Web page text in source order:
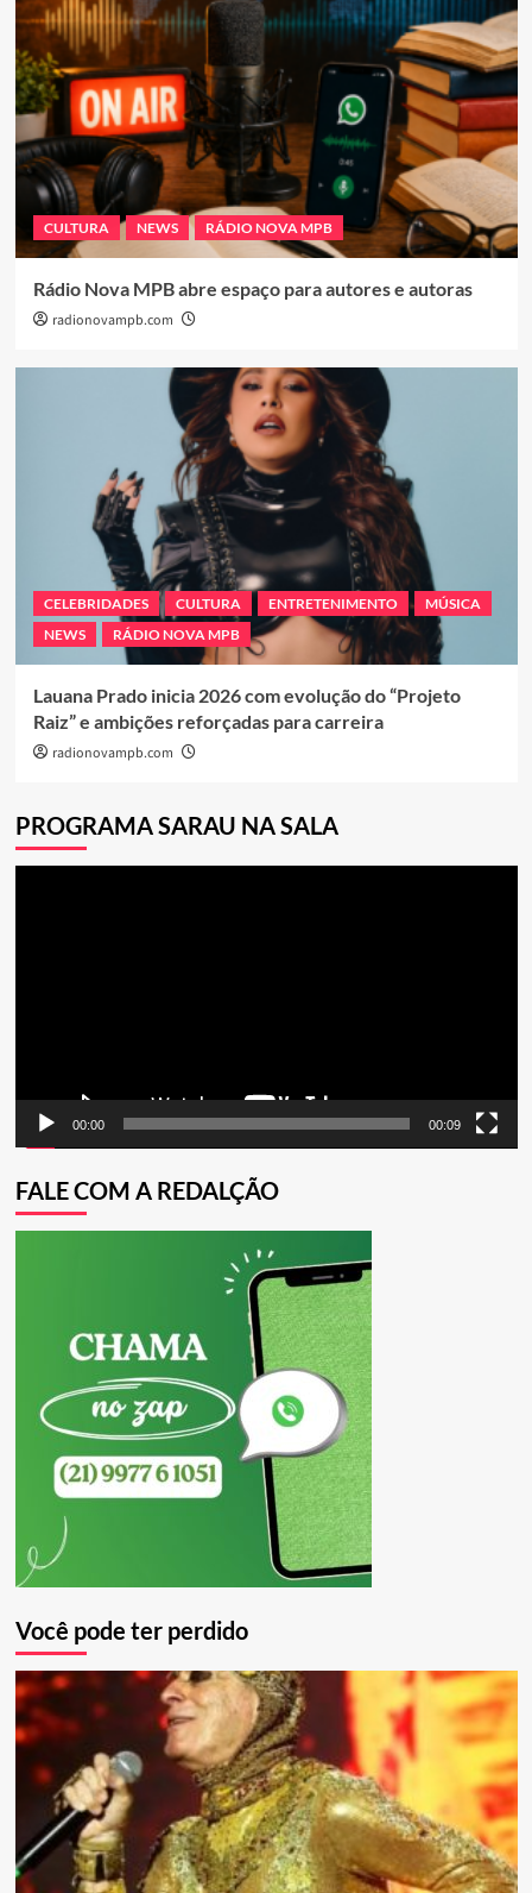
CULTURA NEWS RÁDIO NOVA MPB
Rádio Nova MPB abre espaço para autores e autoras
radionovampb.com
CELEBRIDADES CULTURA ENTRETENIMENTO
MÚSICA
NEWS
RÁDIO NOVA MPB
Lauana Prado inicia 2026 com evolução do “Projeto
Raiz” e ambições reforçadas para carreira
radionovampb.com
PROGRAMA SARAU NA SALA
00:00 00:09
FALE COM A REDALÇÃO
Você pode ter perdido